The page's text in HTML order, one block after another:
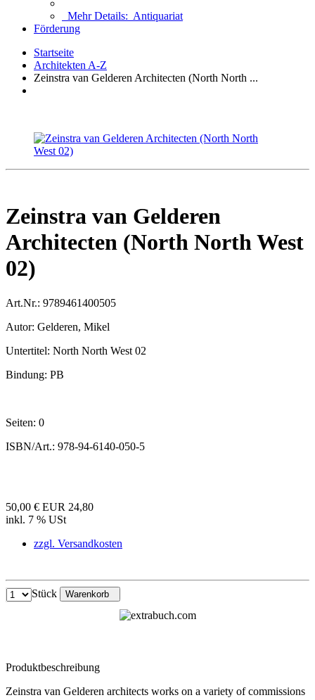
Mehr Details: Antiquariat
Förderung
Startseite
Architekten A-Z
Zeinstra van Gelderen Architecten (North North ...
Zeinstra van Gelderen
Architecten (North North West
02)
Art.Nr.: 9789461400505
Autor: Gelderen, Mikel
Untertitel: North North West 02
Bindung: PB
Seiten: 0
ISBN/Art.: 978-94-6140-050-5
50,00 € EUR 24,80
inkl. 7 % USt
zzgl. Versandkosten
Stück Warenkorb
Produktbeschreibung
Zeinstra van Gelderen architects works on a variety of commissions